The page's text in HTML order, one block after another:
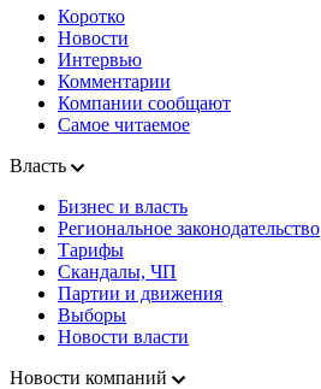
Коротко
Новости
Интервью
Комментарии
Компании сообщают
Самое читаемое
Власть
Бизнес и власть
Региональное законодательство
Тарифы
Скандалы, ЧП
Партии и движения
Выборы
Новости власти
Новости компаний